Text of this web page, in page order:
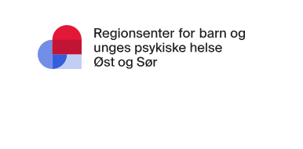
Hopp til hovedinnhold